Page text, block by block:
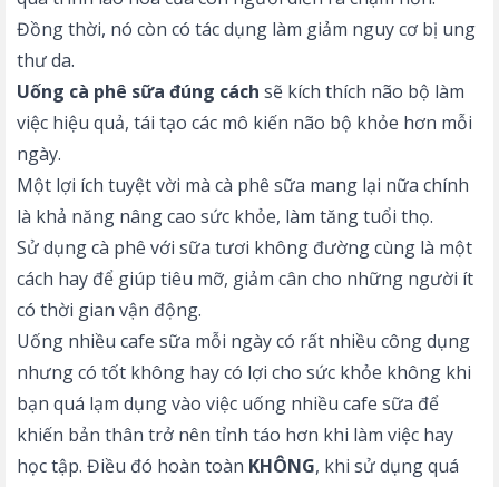
Đồng thời, nó còn có tác dụng làm giảm nguy cơ bị ung
thư da.
Uống cà phê sữa đúng cách sẽ kích thích não bộ làm
việc hiệu quả, tái tạo các mô kiến não bộ khỏe hơn mỗi
ngày.
Một lợi ích tuyệt vời mà cà phê sữa mang lại nữa chính
là khả năng nâng cao sức khỏe, làm tăng tuổi thọ.
Sử dụng cà phê với sữa tươi không đường cùng là một
cách hay để giúp tiêu mỡ, giảm cân cho những người ít
có thời gian vận động.
Uống nhiều cafe sữa mỗi ngày có rất nhiều công dụng
nhưng có tốt không hay có lợi cho sức khỏe không khi
bạn quá lạm dụng vào việc uống nhiều cafe sữa để
khiến bản thân trở nên tỉnh táo hơn khi làm việc hay
học tập. Điều đó hoàn toàn KHÔNG, khi sử dụng quá